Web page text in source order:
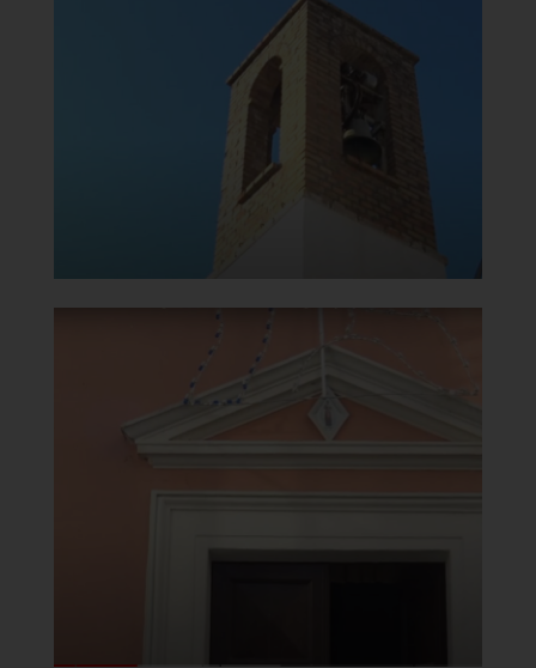
Carmine
Campanile
Clicca per ingrandire
Chiesa della Beata Vergine del
Carmine
[
Clicca per ingrandire